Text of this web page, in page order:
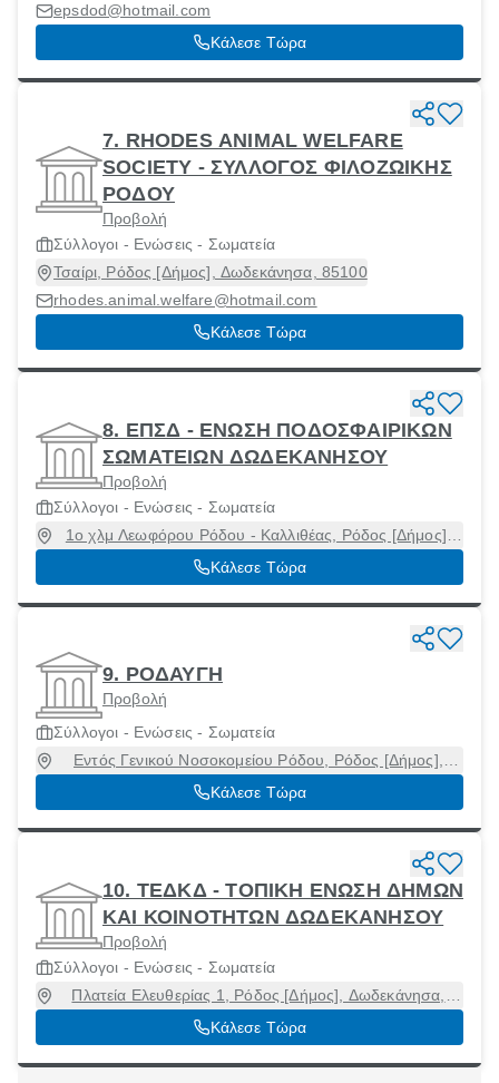
epsdod@hotmail.com
Κάλεσε Τώρα
7. RHODES ANIMAL WELFARE
SOCIETY - ΣΥΛΛΟΓΟΣ ΦΙΛΟΖΩΙΚΗΣ
ΡΟΔΟΥ
Προβολή
Σύλλογοι - Ενώσεις - Σωματεία
Τσαίρι, Ρόδος [Δήμος], Δωδεκάνησα, 85100
rhodes.animal.welfare@hotmail.com
Κάλεσε Τώρα
8. ΕΠΣΔ - ΕΝΩΣΗ ΠΟΔΟΣΦΑΙΡΙΚΩΝ
ΣΩΜΑΤΕΙΩΝ ΔΩΔΕΚΑΝΗΣΟΥ
Προβολή
Σύλλογοι - Ενώσεις - Σωματεία
1ο χλμ Λεωφόρου Ρόδου - Καλλιθέας, Ρόδος [Δήμος],
Δωδεκάνησα, 85100
Κάλεσε Τώρα
9. ΡΟΔΑΥΓΗ
Προβολή
Σύλλογοι - Ενώσεις - Σωματεία
Εντός Γενικού Νοσοκομείου Ρόδου, Ρόδος [Δήμος],
Δωδεκάνησα, 85100
Κάλεσε Τώρα
10. ΤΕΔΚΔ - ΤΟΠΙΚΗ ΕΝΩΣΗ ΔΗΜΩΝ
ΚΑΙ ΚΟΙΝΟΤΗΤΩΝ ΔΩΔΕΚΑΝΗΣΟΥ
Προβολή
Σύλλογοι - Ενώσεις - Σωματεία
Πλατεία Ελευθερίας 1, Ρόδος [Δήμος], Δωδεκάνησα,
85100
Κάλεσε Τώρα